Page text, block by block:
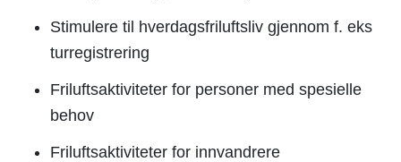
Stimulere til hverdagsfriluftsliv gjennom f. eks
turregistrering
Friluftsaktiviteter for personer med spesielle
behov
Friluftsaktiviteter for innvandrere